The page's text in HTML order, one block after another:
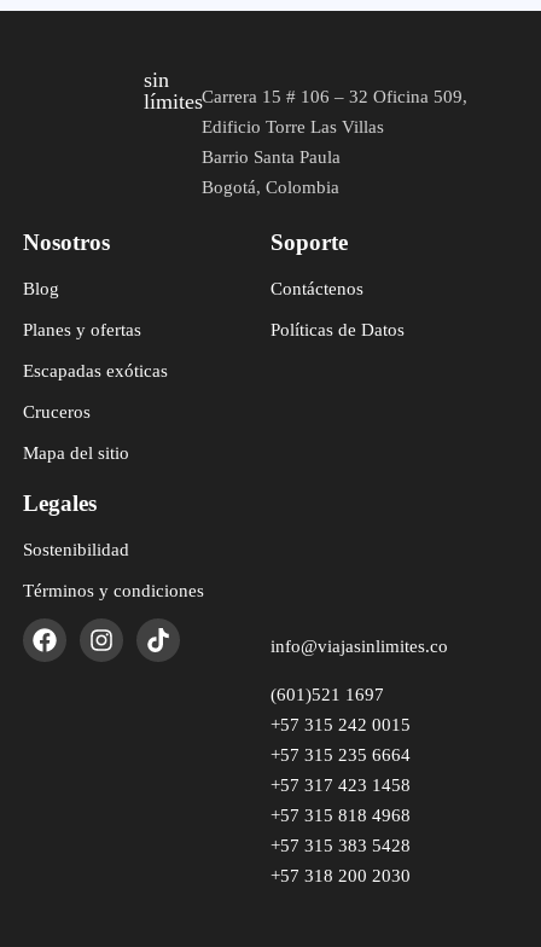
sin
límitesCarrera 15 # 106 – 32 Oficina 509,
Edificio Torre Las Villas
Barrio Santa Paula
Bogotá, Colombia
Nosotros
Blog
Planes y ofertas
Escapadas exóticas
Cruceros
Mapa del sitio
Soporte
Contáctenos
Políticas de Datos
Legales
Sostenibilidad
Términos y condiciones
info@viajasinlimites.co
(601)521 1697
+57 315 242 0015
+57 315 235 6664
+57 317 423 1458
+57 315 818 4968
+57 315 383 5428
+57 318 200 2030